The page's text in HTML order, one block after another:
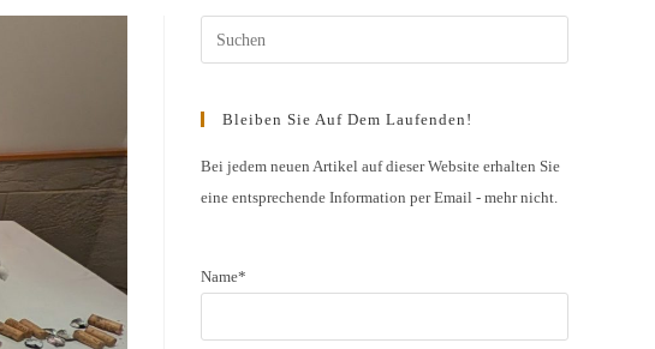
Escape
Bleiben Sie Auf Dem Laufenden!
Bei jedem neuen Artikel auf dieser Website erhalten Sie
eine entsprechende Information per Email - mehr nicht.
Name*